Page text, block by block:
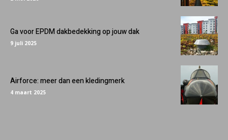
Ga voor EPDM dakbedekking op jouw dak
9 juli 2025
Airforce: meer dan een kledingmerk
4 maart 2025